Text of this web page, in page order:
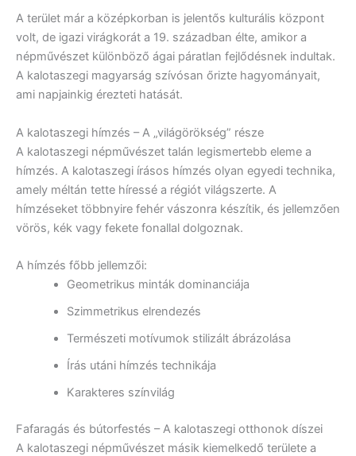
A terület már a középkorban is jelentős kulturális központ
volt, de igazi virágkorát a 19. században élte, amikor a
népművészet különböző ágai páratlan fejlődésnek indultak.
A kalotaszegi magyarság szívósan őrizte hagyományait,
ami napjainkig érezteti hatását.
A kalotaszegi hímzés – A „világörökség” része
A kalotaszegi népművészet talán legismertebb eleme a
hímzés. A kalotaszegi írásos hímzés olyan egyedi technika,
amely méltán tette híressé a régiót világszerte. A
hímzéseket többnyire fehér vászonra készítik, és jellemzően
vörös, kék vagy fekete fonallal dolgoznak.
A hímzés főbb jellemzői:
Geometrikus minták dominanciája
Szimmetrikus elrendezés
Természeti motívumok stilizált ábrázolása
Írás utáni hímzés technikája
Karakteres színvilág
Fafaragás és bútorfestés – A kalotaszegi otthonok díszei
A kalotaszegi népművészet másik kiemelkedő területe a